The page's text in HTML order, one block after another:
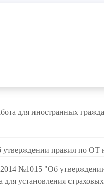
для иностранных
правил по ОТ
№1015 "Об
для установления